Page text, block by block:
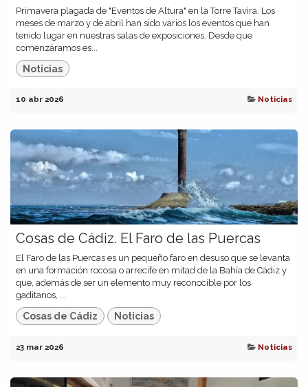
Primavera plagada de "Eventos de Altura" en la Torre Tavira. Los
meses de marzo y de abril han sido varios los eventos que han
tenido lugar en nuestras salas de exposiciones. Desde que
comenzáramos es...
Noticias
10 abr 2026 Noticias
Cosas de Cádiz. El Faro de las Puercas
El Faro de las Puercas es un pequeño faro en desuso que se levanta
en una formación rocosa o arrecife en mitad de la Bahía de Cádiz y
que, además de ser un elemento muy reconocible por los
gaditanos, ...
Cosas de Cádiz Noticias
23 mar 2026 Noticias